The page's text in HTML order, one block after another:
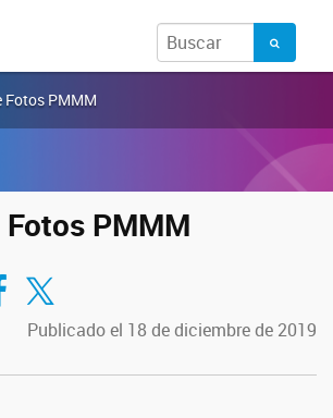
PMMM
PMMM
en Facebook
Compartir en Twitter
Publicado el 18 de diciembre de 2019